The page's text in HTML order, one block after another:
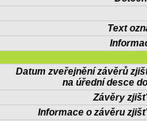
Text
Datum zveřejnění závěrů
na úřední desce
Závěry
Informace o závěru